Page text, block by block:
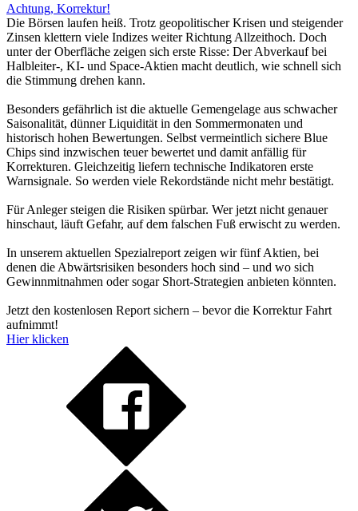
Achtung, Korrektur!
Die Börsen laufen heiß. Trotz geopolitischer Krisen und steigender
Zinsen klettern viele Indizes weiter Richtung Allzeithoch. Doch
unter der Oberfläche zeigen sich erste Risse: Der Abverkauf bei
Halbleiter-, KI- und Space-Aktien macht deutlich, wie schnell sich
die Stimmung drehen kann.
Besonders gefährlich ist die aktuelle Gemengelage aus schwacher
Saisonalität, dünner Liquidität in den Sommermonaten und
historisch hohen Bewertungen. Selbst vermeintlich sichere Blue
Chips sind inzwischen teuer bewertet und damit anfällig für
Korrekturen. Gleichzeitig liefern technische Indikatoren erste
Warnsignale. So werden viele Rekordstände nicht mehr bestätigt.
Für Anleger steigen die Risiken spürbar. Wer jetzt nicht genauer
hinschaut, läuft Gefahr, auf dem falschen Fuß erwischt zu werden.
In unserem aktuellen Spezialreport zeigen wir fünf Aktien, bei
denen die Abwärtsrisiken besonders hoch sind – und wo sich
Gewinnmitnahmen oder sogar Short-Strategien anbieten könnten.
Jetzt den kostenlosen Report sichern – bevor die Korrektur Fahrt
aufnimmt!
Hier klicken